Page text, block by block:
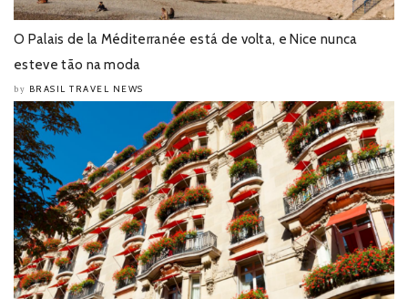
O Palais de la Méditerranée está de volta, e Nice nunca
esteve tão na moda
by BRASIL TRAVEL NEWS